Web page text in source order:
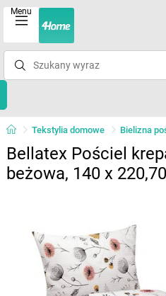
Menu
Tekstylia domowe Bielizna
Bellatex Pościel
beżowa, 140 x